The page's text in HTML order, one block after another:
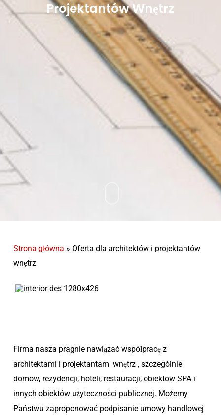
Projektantów Wnętrz
Strona główna » Oferta dla architektów i projektantów
wnętrz
Firma nasza pragnie nawiązać współpracę z
architektami i projektantami wnętrz , szczególnie
domów, rezydencji, hoteli, restauracji, obiektów SPA i
innych obiektów użyteczności publicznej. Możemy
Państwu zaproponować podpisanie umowy handlowej